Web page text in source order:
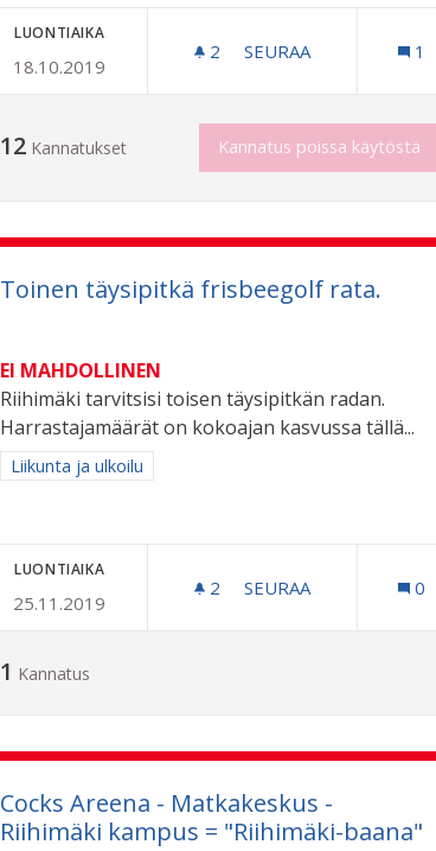
LUONTIAIKA
18.10.2019
2 2 SEURAAJAA
SEURAA
RIIHIMÄEN
1
12 Kannatukset Kannatus poissa käytöstä
Toinen täysipitkä frisbeegolf rata.
EI MAHDOLLINEN
Riihimäki tarvitsisi toisen täysipitkän radan.
Harrastajamäärät on kokoajan kasvussa tällä...
Rajaa tulokset aihepiirin mukaan: Liikunta ja ulkoilu
Liikunta ja ulkoilu
LUONTIAIKA
25.11.2019
2 2 SEURAAJAA
SEURAA 0
1 Kannatus
Cocks Areena - Matkakeskus -
Riihimäki kampus = "Riihimäki-baana"